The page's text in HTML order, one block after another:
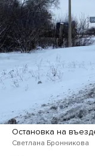
Остановка на
Светлана Бронникова